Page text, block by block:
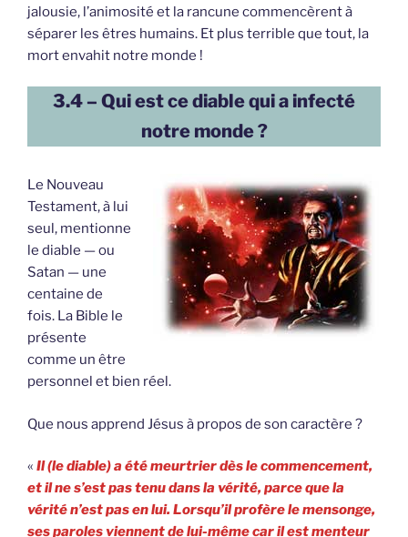
jalousie, l’animosité et la rancune commencèrent à
séparer les êtres humains. Et plus terrible que tout, la
mort envahit notre monde !
3.4 – Qui est ce diable qui a infecté
notre monde ?
Le Nouveau
Testament, à lui
seul, mentionne
le diable — ou
Satan — une
centaine de
fois. La Bible le
présente
comme un être
personnel et bien réel.
Que nous apprend Jésus à propos de son caractère ?
« Il (le diable) a été meurtrier dès le commencement,
et il ne s’est pas tenu dans la vérité, parce que la
vérité n’est pas en lui. Lorsqu’il profère le mensonge,
ses paroles viennent de lui-même car il est menteur